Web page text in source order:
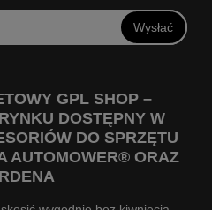
Wysłać
GPL SHOP –
DOSTĘPNY W
DO SPRZĘTU
AUTOMOWER® ORAZ